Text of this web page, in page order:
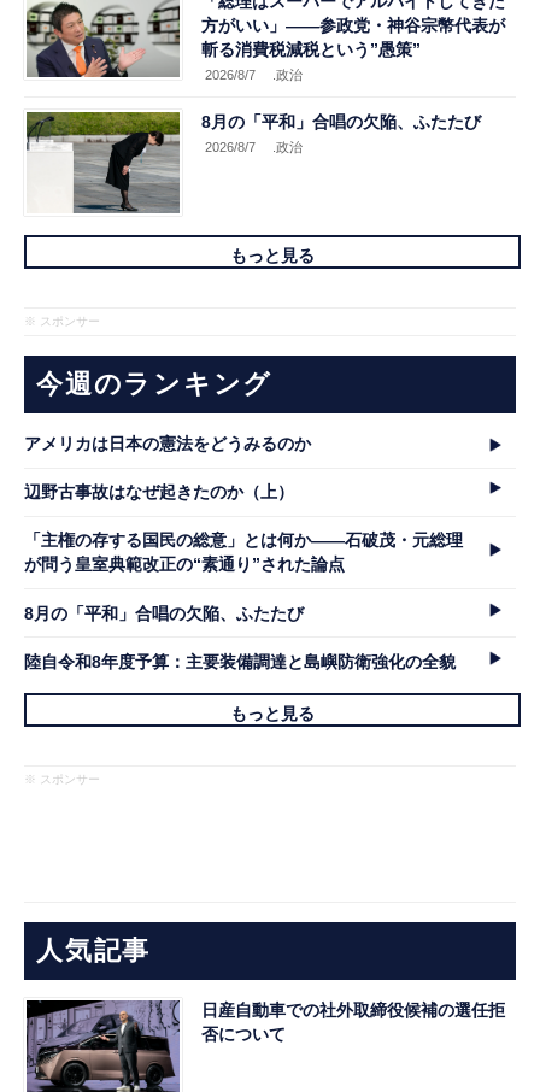
方がいい」――参政党・神谷宗幣代表が
斬る消費税減税という”愚策”
2026/8/7 .政治
8月の「平和」合唱の欠陥、ふたたび
2026/8/7 .政治
もっと見る
※ スポンサー
今週のランキング
アメリカは日本の憲法をどうみるのか
辺野古事故はなぜ起きたのか（上）
「主権の存する国民の総意」とは何か――石破茂・元総理
が問う皇室典範改正の“素通り”された論点
8月の「平和」合唱の欠陥、ふたたび
陸自令和8年度予算：主要装備調達と島嶼防衛強化の全貌
もっと見る
※ スポンサー
人気記事
日産自動車での社外取締役候補の選任拒
否について